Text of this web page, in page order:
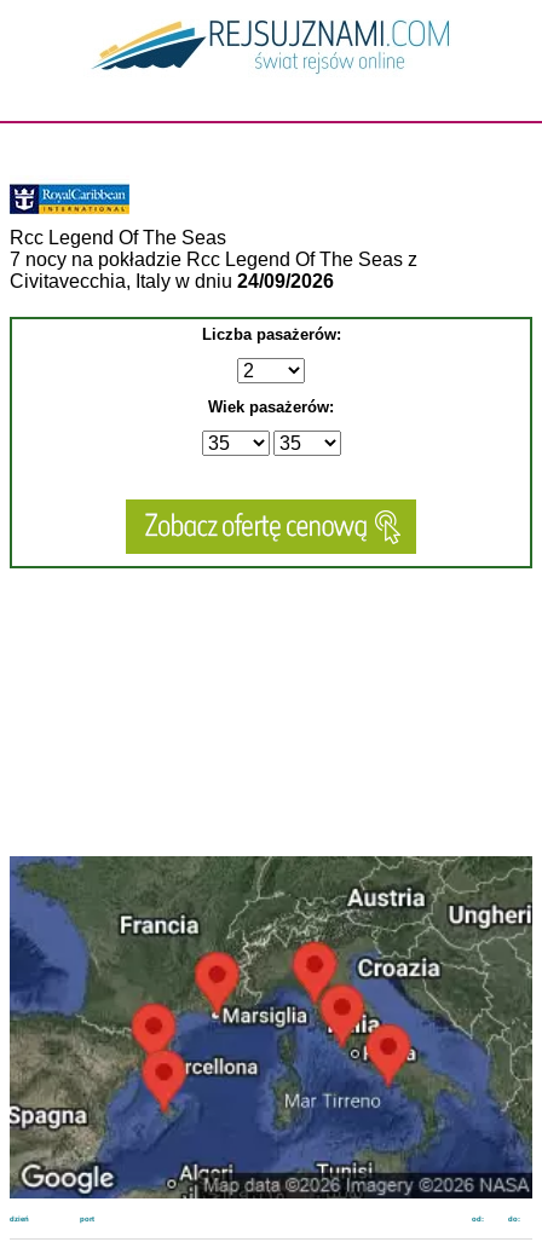
Rcc Legend Of The Seas
7 nocy na pokładzie Rcc Legend Of The Seas z
Civitavecchia, Italy w dniu 24/09/2026
Liczba pasażerów:
Wiek pasażerów:
dzień port do:
od: